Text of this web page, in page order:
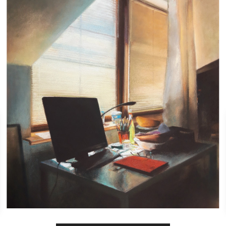
malarstwo
malarstwo